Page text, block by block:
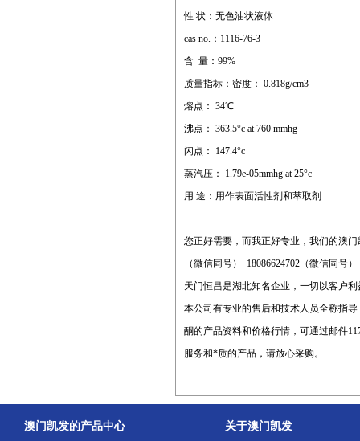
性 状：无色油状液体
cas no.：1116-76-3
含 量：99%
质量指标：密度： 0.818g/cm3
熔点： 34℃
沸点： 363.5°c at 760 mmhg
闪点： 147.4°c
蒸汽压： 1.79e-05mmhg at 25°c
用 途：用作表面活性剂和萃取剂
您正好需要，而我正好专业，我们的澳
（微信同号） 18086624702（微信同号
天门恒昌是湖北知名企业，一切以客户
本公司有专业的售后和技术人员全称指
酮的产品资料和价格行情，可通过邮件
服务和*质的产品，请放心采购。
澳门凯发的产品中心 关于澳门凯发